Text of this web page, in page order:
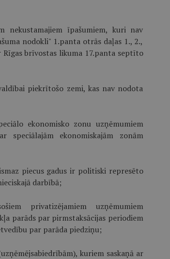
nekustamajiem īpašumiem, kuri nav
nodokli" 1.panta otrās daļas 1., 2.,
brīvostas likuma 17.panta septīto
piekrītošo zemi, kas nav nodota
ekonomisko zonu uzņēmumiem
speciālajām ekonomiskajām zonām
piecus gadus ir politiski represēto
darbībā;
privatizējamiem uzņēmumiem
parāds par pirmstaksācijas periodiem
par parāda piedziņu;
kuriem saskaņā ar